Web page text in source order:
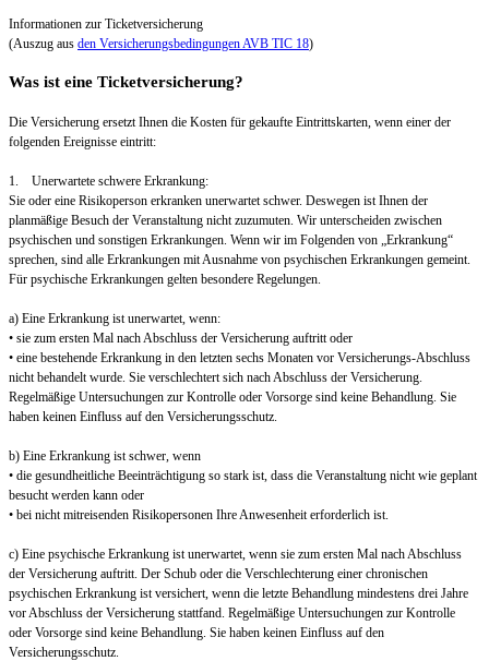
Informationen zur Ticketversicherung
(Auszug aus den Versicherungsbedingungen AVB TIC 18)
Was ist eine Ticketversicherung?
Die Versicherung ersetzt Ihnen die Kosten für gekaufte Eintrittskarten, wenn einer der
folgenden Ereignisse eintritt:
1. Unerwartete schwere Erkrankung:
Sie oder eine Risikoperson erkranken unerwartet schwer. Deswegen ist Ihnen der
planmäßige Besuch der Veranstaltung nicht zuzumuten. Wir unterscheiden zwischen
psychischen und sonstigen Erkrankungen. Wenn wir im Folgenden von „Erkrankung“
sprechen, sind alle Erkrankungen mit Ausnahme von psychischen Erkrankungen gemeint.
Für psychische Erkrankungen gelten besondere Regelungen.
a) Eine Erkrankung ist unerwartet, wenn:
• sie zum ersten Mal nach Abschluss der Versicherung auftritt oder
• eine bestehende Erkrankung in den letzten sechs Monaten vor Versicherungs-Abschluss
nicht behandelt wurde. Sie verschlechtert sich nach Abschluss der Versicherung.
Regelmäßige Untersuchungen zur Kontrolle oder Vorsorge sind keine Behandlung. Sie
haben keinen Einfluss auf den Versicherungsschutz.
b) Eine Erkrankung ist schwer, wenn
• die gesundheitliche Beeinträchtigung so stark ist, dass die Veranstaltung nicht wie geplant
besucht werden kann oder
• bei nicht mitreisenden Risikopersonen Ihre Anwesenheit erforderlich ist.
c) Eine psychische Erkrankung ist unerwartet, wenn sie zum ersten Mal nach Abschluss
der Versicherung auftritt. Der Schub oder die Verschlechterung einer chronischen
psychischen Erkrankung ist versichert, wenn die letzte Behandlung mindestens drei Jahre
vor Abschluss der Versicherung stattfand. Regelmäßige Untersuchungen zur Kontrolle
oder Vorsorge sind keine Behandlung. Sie haben keinen Einfluss auf den
Versicherungsschutz.